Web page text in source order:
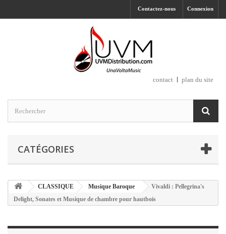
Connexion
Contactez-nous
contact plan du site
CATÉGORIES
CLASSIQUE Musique Baroque
Vivaldi : Pellegrina's
Delight, Sonates et Musique de chambre pour hautbois